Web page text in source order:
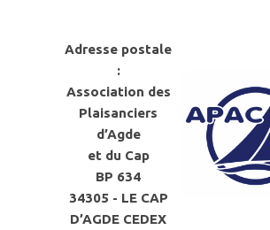
Adresse postale
:
Association des
Plaisanciers
d’Agde
et du Cap
BP 634
34305 - LE CAP
D’AGDE CEDEX